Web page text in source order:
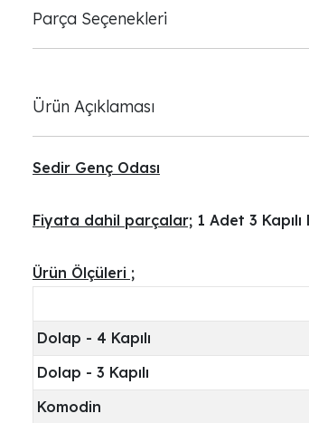
Parça Seçenekleri
Ürün Açıklaması
Sedir Genç Odası
Fiyata dahil parçalar; 1 Adet 3
Ürün Ölçüleri ;
Dolap - 4 Kapılı
Dolap - 3 Kapılı
Komodin